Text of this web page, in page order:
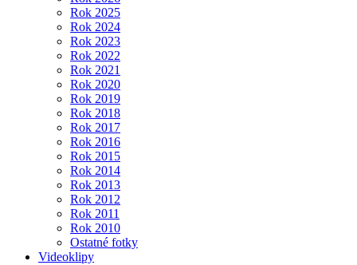
Rok 2025
Rok 2024
Rok 2023
Rok 2022
Rok 2021
Rok 2020
Rok 2019
Rok 2018
Rok 2017
Rok 2016
Rok 2015
Rok 2014
Rok 2013
Rok 2012
Rok 2011
Rok 2010
Ostatné fotky
Videoklipy